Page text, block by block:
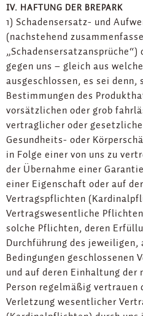
IV. HAFTUNG DER BREPARK
1) Schadensersatz- und
(nachstehend
gegen uns – gleich aus
ausgeschlossen, es sei denn,
Bestimmungen des
vorsätzlichen oder grob
vertraglicher oder
Gesundheits- oder
in Folge einer von uns zu
der Übernahme einer
einer Eigenschaft oder auf
Vertragspflichten
Vertragswesentliche
solche Pflichten, deren
Durchführung des jeweiligen,
Bedingungen geschlossenen
und auf deren Einhaltung der
Person regelmäßig
Verletzung wesentlicher